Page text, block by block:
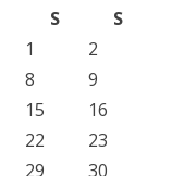
S
S
1
2
8
9
15
16
22
23
29 30